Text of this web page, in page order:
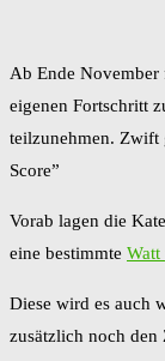
Ab Ende
eigenen Fortschritt
teilzunehmen. Zwift
Score”
Vorab lagen die
eine bestimmte
Diese wird es auch
zusätzlich noch